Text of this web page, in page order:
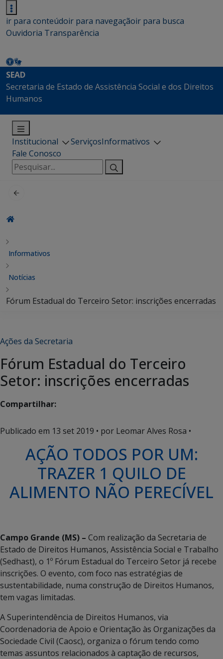
ir para conteúdoir para navegaçãoir para busca
Ouvidoria Transparência
SEAD
Secretaria de Estado de Assistência Social e dos Direitos
Humanos
Institucional ServiçosInformativos
Fale Conosco
Pesquisar
por:
Informativos
Notícias
Fórum Estadual do Terceiro Setor: inscrições encerradas
Ações da Secretaria
Fórum Estadual do Terceiro
Setor: inscrições encerradas
Compartilhar:
Publicado em 13 set 2019 • por Leomar Alves Rosa •
AÇÃO TODOS POR UM:
TRAZER 1 QUILO DE
ALIMENTO NÃO PERECÍVEL
Campo Grande (MS) – Com realização da Secretaria de
Estado de Direitos Humanos, Assistência Social e Trabalho
(Sedhast), o 1º Fórum Estadual do Terceiro Setor já recebe
inscrições. O evento, com foco nas estratégias de
sustentabilidade, numa construção de Direitos Humanos,
tem vagas limitadas.
A Superintendência de Direitos Humanos, via
Coordenadoria de Apoio e Orientação às Organizações da
Sociedade Civil (Caosc), organiza o fórum tendo como
temas assuntos relacionados à captação de recursos,